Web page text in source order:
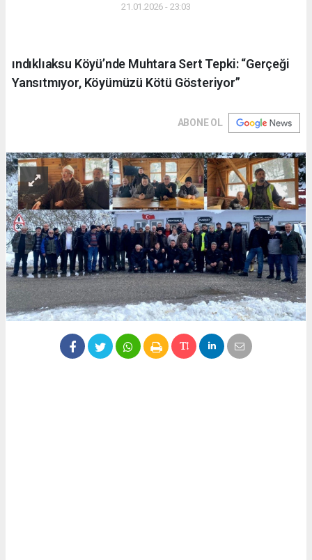
21.01.2026 - 23:03
ındıklıaksu Köyü’nde Muhtara Sert Tepki: “Gerçeği
Yansıtmıyor, Köyümüzü Kötü Gösteriyor”
ABONE OL